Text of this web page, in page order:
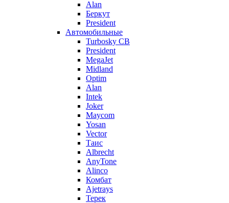
Alan
Беркут
President
Автомобильные
Turbosky CB
President
MegaJet
Midland
Optim
Alan
Intek
Joker
Maycom
Yosan
Vector
Таис
Albrecht
AnyTone
Alinco
Комбат
Ajetrays
Терек